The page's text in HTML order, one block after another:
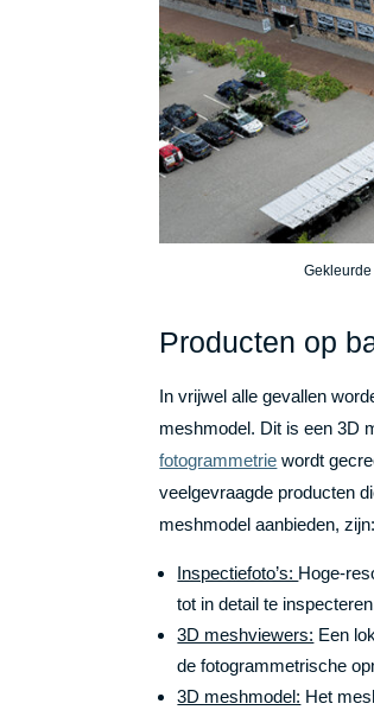
Producten op
In vrijwel alle gevallen
meshmodel. Dit is een 3D
fotogrammetrie wordt
veelgevraagde producten
meshmodel aanbieden, zijn:
Inspectiefoto’s: Hoge-
tot in detail te
3D meshviewers: Een
de fotogrammetrische
3D meshmodel: Het